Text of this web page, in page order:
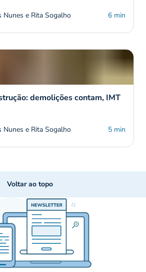
Nunes e Rita Sogalho 6 min
demolições contam, IMT
Nunes e Rita Sogalho 5 min
Voltar ao topo